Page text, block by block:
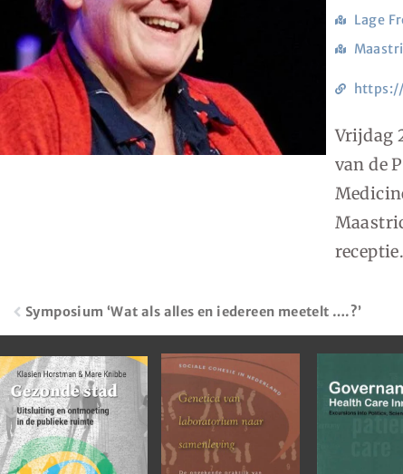
Lage
Vrijdag
van de
receptie.
Symposium ‘Wat als alles en iedereen meetelt ….?’